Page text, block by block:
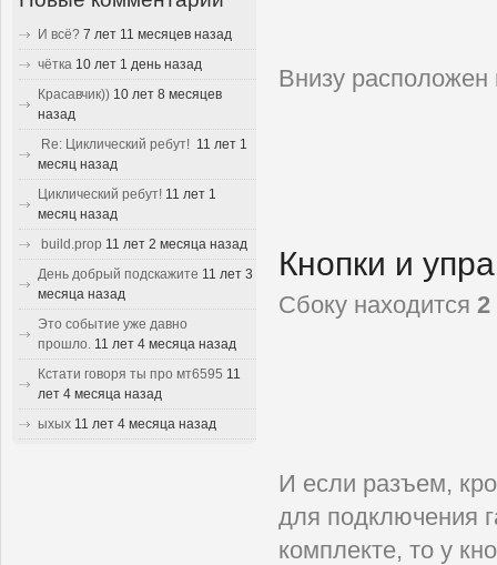
Внизу расположен
Кнопки и
Сбоку находится 2
И если разъем,
для подключения
комплекте, то у
И всё? 7 лет 11 месяцев назад
чётка 10 лет 1 день назад
Красавчик)) 10 лет 8 месяцев
назад
Re: Циклический ребут! 11 лет 1
месяц назад
Циклический ребут! 11 лет 1
месяц назад
build.prop 11 лет 2 месяца назад
День добрый подскажите 11 лет 3
месяца назад
Это событие уже давно
прошло. 11 лет 4 месяца назад
Кстати говоря ты про мт6595 11
лет 4 месяца назад
ыхых 11 лет 4 месяца назад